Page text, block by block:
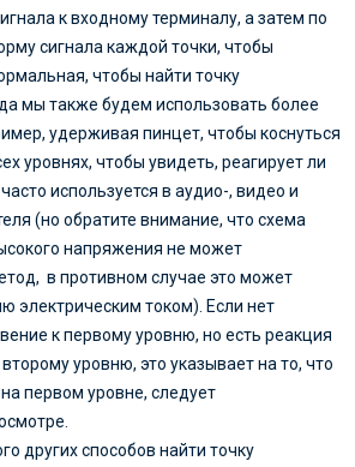
к входному терминалу, а затем по
сигнала каждой точки, чтобы
чтобы найти точку
мы также будем использовать более
удерживая пинцет, чтобы коснуться
уровнях, чтобы увидеть, реагирует ли
используется в аудио-, видео и
(но обратите внимание, что схема
напряжения не может
в противном случае это может
электрическим током). Если нет
к первому уровню, но есть реакция
уровню, это указывает на то, что
первом уровне, следует
других способов найти точку